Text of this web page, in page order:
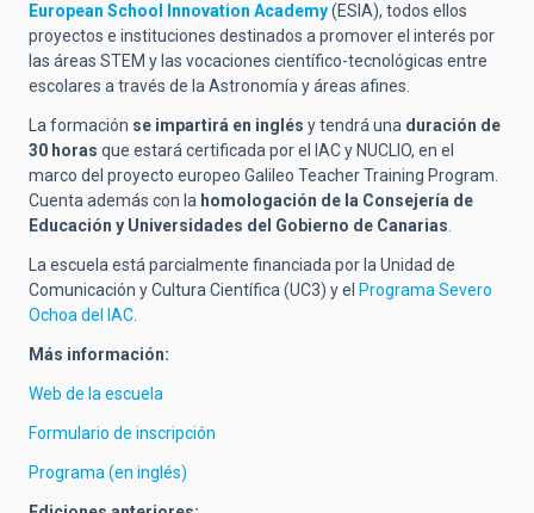
European School Innovation Academy(ESIA), todos ellos
proyectos e instituciones destinados a promover el interés por
las áreas STEM y las vocaciones científico-tecnológicas entre
escolares a través de la Astronomía y áreas afines.
La formación se impartirá en inglés y tendrá una duración de
30 horas que estará certificada por el IAC y NUCLIO, en el
marco del proyecto europeo Galileo Teacher Training Program.
Cuenta además con la homologación de la Consejería de
Educación y Universidades del Gobierno de Canarias.
La escuela está parcialmente financiada por la Unidad de
Comunicación y Cultura Científica (UC3) y el Programa Severo
Ochoa del IAC.
Más información:
Web de la escuela
Formulario de inscripción
Programa (en inglés)